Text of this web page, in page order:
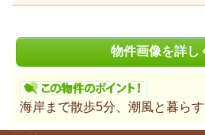
物件画像を詳し
海岸まで散歩5分、潮風と暮らす